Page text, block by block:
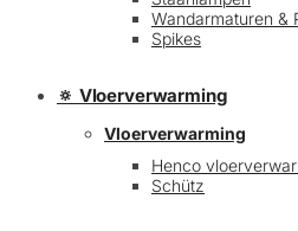
Wandarmaturen &
Spikes
🔅 Vloerverwarming
Vloerverwarming
Henco
Schütz